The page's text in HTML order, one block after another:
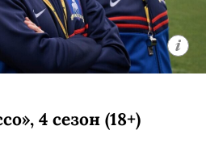
4 сезон (18+)